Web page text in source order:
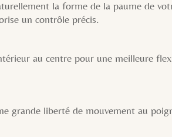
la forme de la paume de
un contrôle précis.
au centre pour une meilleure
grande liberté de mouvement au